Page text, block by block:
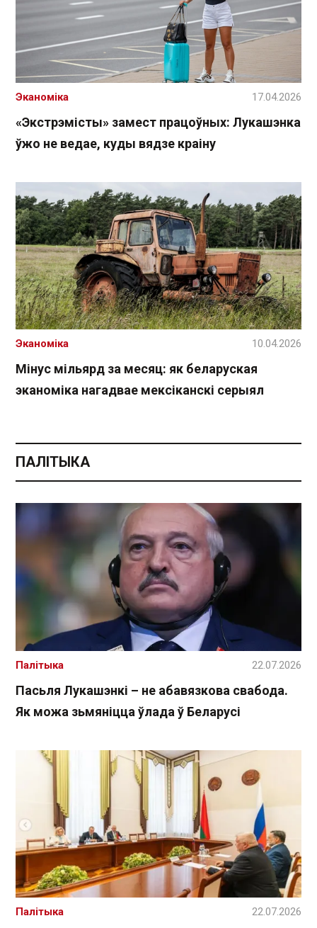
«Экстрэмісты» замест працоўных: Лукашэнка
ўжо не ведае, куды вядзе краіну
Эканоміка 17.04.2026
Мінус мільярд за месяц: як беларуская
эканоміка нагадвае мексіканскі серыял
Эканоміка 10.04.2026
ПАЛІТЫКА
Пасьля Лукашэнкі – не абавязкова свабода.
Як можа зьмяніцца ўлада ў Беларусі
Палітыка 22.07.2026
Палітыка 22.07.2026